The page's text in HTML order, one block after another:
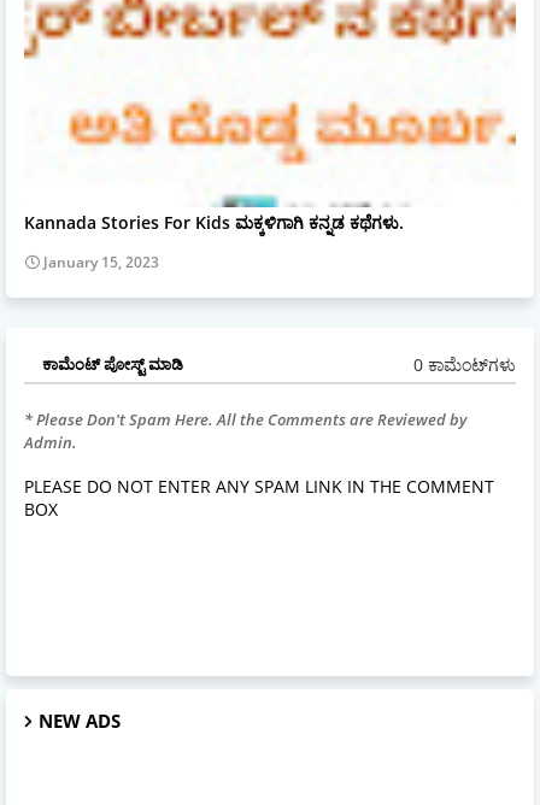
Kannada Stories For Kids ಮಕ್ಕಳಿಗಾಗಿ ಕನ್ನಡ ಕಥೆಗಳು.
January 15, 2023
ಕಾಮೆಂಟ್‌‌ ಪೋಸ್ಟ್‌ ಮಾಡಿ 0 ಕಾಮೆಂಟ್‌ಗಳು
* Please Don't Spam Here. All the Comments are Reviewed by
Admin.
PLEASE DO NOT ENTER ANY SPAM LINK IN THE COMMENT
BOX
NEW ADS